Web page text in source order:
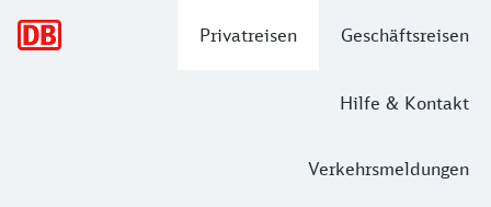
Privatreisen Geschäftsreisen
Hilfe & Kontakt
Verkehrsmeldungen